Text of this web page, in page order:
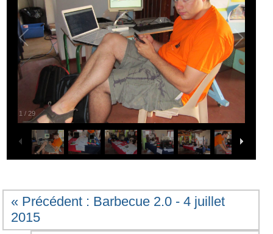
1 / 29
« Précédent : Barbecue 2.0 - 4 juillet
2015